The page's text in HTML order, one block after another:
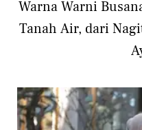
Warna Warni
Tanah Air, dari